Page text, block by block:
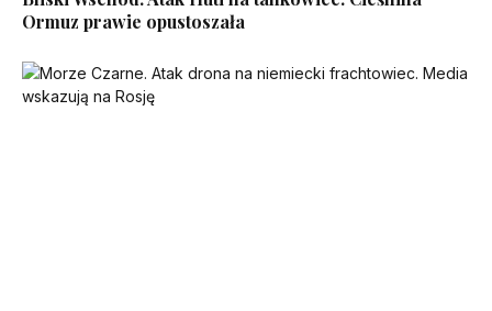
Ormuz prawie opustoszała